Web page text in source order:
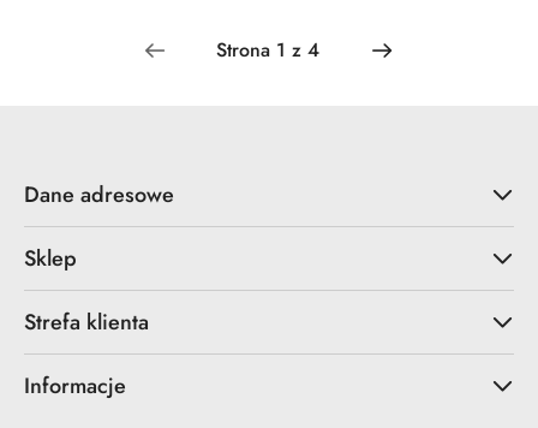
Dane adresowe
Sklep
Strefa klienta
Informacje